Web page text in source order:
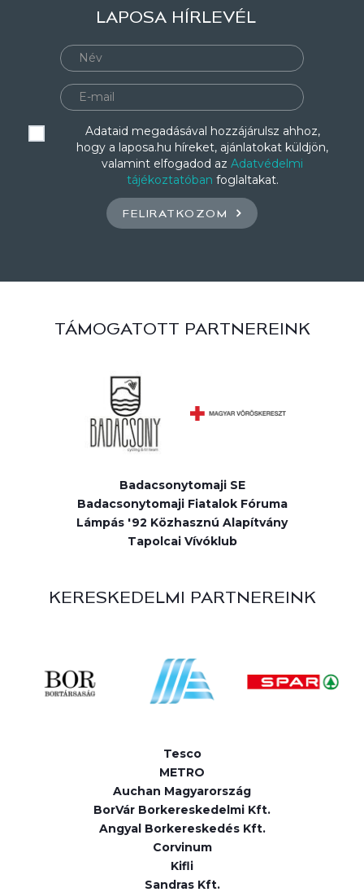
LAPOSA HÍRLEVÉL
Adataid megadásával hozzájárulsz ahhoz,
hogy a laposa.hu híreket, ajánlatokat küldjön,
valamint elfogadod az Adatvédelmi
tájékoztatóban foglaltakat.
FELIRATKOZOM
TÁMOGATOTT PARTNEREINK
Badacsonytomaji SE
Badacsonytomaji Fiatalok Fóruma
Lámpás '92 Közhasznú Alapítvány
Tapolcai Vívóklub
KERESKEDELMI PARTNEREINK
Tesco
METRO
Auchan Magyarország
BorVár Borkereskedelmi Kft.
Angyal Borkereskedés Kft.
Corvinum
Kifli
Sandras Kft.